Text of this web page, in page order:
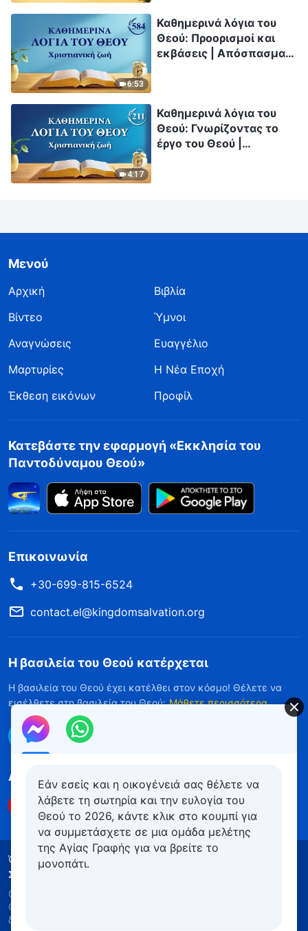
6:53
Καθημερινά λόγια του
Θεού: Προορισμοί και
εκβάσεις | Απόσπασμα
4:17
Καθημερινά λόγια του
Θεού: Γνωρίζοντας το
έργο του Θεού |
Μενού
Αρχική
Βιβλία
Βίντεο
Ύμνοι
Αναγνώσεις
Ευαγγέλιο
Μαρτυρίες
Η Νέα Εποχή
Έκθεση εικόνων
Προφίλ
Κατεβάστε την εφαρμογή «Εκκλησία του
Παντοδύναμου Θεού»
Επικοινωνία
+30-699-815-6524
contact.el@kingdomsalvation.org
Η βασιλεία του Θεού κατέρχεται
Η βασιλεία του Θεού έχει κατέλθει στον κόσμο! Θέλετε να
εισέλθετε στη βασιλεία του Θεού; Μάθετε περισσότερα
Επικοινωνήστε μαζί μας μέσω Messenger
Ακολουθήστε μας
Όροι Χρήσης
Πολιτική απορρήτου
Συντελεστές
Copyright © 2026
Θεού
δικαιώματος.
Εάν εσείς και η οικογένειά σας θέλετε να
λάβετε τη σωτηρία και την ευλογία του
Θεού το 2026, κάντε κλικ στο κουμπί για
να συμμετάσχετε σε μια ομάδα μελέτης
της Αγίας Γραφής για να βρείτε το
μονοπάτι.